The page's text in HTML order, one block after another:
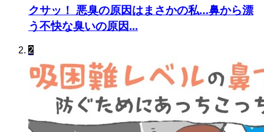
クサッ！ 悪臭の原因はまさかの私…鼻から漂
う不快な臭いの原因...
2